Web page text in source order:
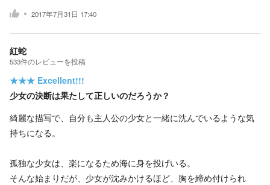
2017年7月31日 17:40
紅蛇
533件のレビューを投稿
★★★ Excellent!!!
少女の決断は果たして正しいのだろうか？
綺麗な描写で、自分も主人公の少女と一緒に沈んでいるような気
持ちになる。
孤独な少女は、楽になるため海に身を投げいる。
そんな始まりだが、少女が沈みかけるほど、胸を締め付けられ